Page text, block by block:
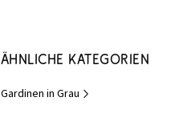
Ähnliche Kategorien
Gardinen in Grau